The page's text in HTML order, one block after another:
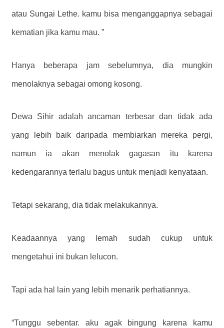
atau Sungai Lethe. kamu bisa menganggapnya sebagai
kematian jika kamu mau. ”
Hanya beberapa jam sebelumnya, dia mungkin
menolaknya sebagai omong kosong.
Dewa Sihir adalah ancaman terbesar dan tidak ada
yang lebih baik daripada membiarkan mereka pergi,
namun ia akan menolak gagasan itu karena
kedengarannya terlalu bagus untuk menjadi kenyataan.
Tetapi sekarang, dia tidak melakukannya.
Keadaannya yang lemah sudah cukup untuk
mengetahui ini bukan lelucon.
Tapi ada hal lain yang lebih menarik perhatiannya.
“Tunggu sebentar. aku agak bingung karena kamu